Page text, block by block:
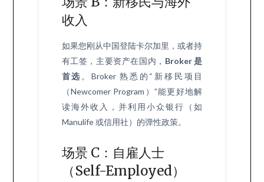
收入
如果您刚从中国登陆卡尔加里，或者持
有工签，主要资产在国内， Broker 是
首选 。Broker 熟悉的“新移民项目
（Newcomer Program）”能更好地解
读海外收入，并利用小众银行（如
Manulife 或信用社）的弹性政策。
场景 C：自雇人士
（Self-Employed）